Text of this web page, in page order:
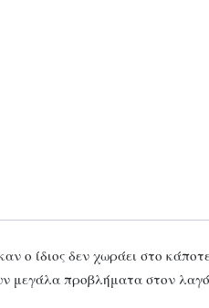
ίδιος δεν χωράει στο
μεγάλα προβλήματα στον λαγό